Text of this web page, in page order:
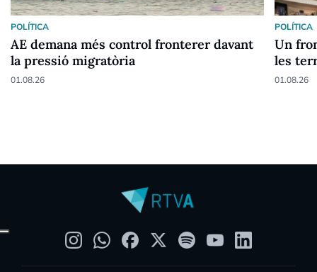
POLÍTICA
AE demana més control fronterer davant
la pressió migratòria
01.08.26
POLÍTICA
Un
les
01.08.26